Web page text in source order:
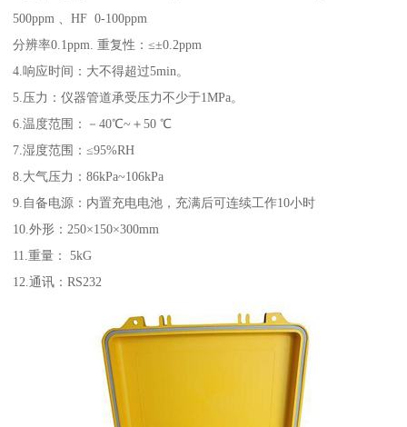
500ppm 、HF 0-100ppm
分辨率0.1ppm. 重复性：≤±0.2ppm
4.响应时间：大不得超过5min。
5.压力：仪器管道承受压力不少于1MPa。
6.温度范围：－40℃~＋50 ℃
7.湿度范围：≤95%RH
8.大气压力：86kPa~106kPa
9.自备电源：内置充电电池，充满后可连续工作10小时
10.外形：250×150×300mm
11.重量： 5kG
12.通讯：RS232